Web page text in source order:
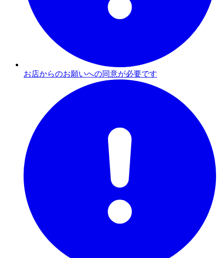
お店からのお願いへの同意が必要です